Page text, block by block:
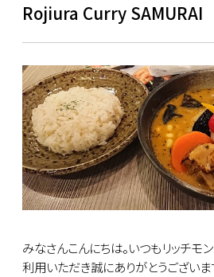
Rojiura Curry SAMURAI
みなさんこんにちは。いつもリッチモ
利用いただき誠にありがとうございま